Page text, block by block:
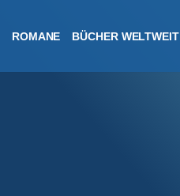
ROMANE BÜCHER WELTWEIT